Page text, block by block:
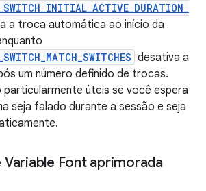
a troca automática ao início da
desativa a
um número definido de trocas.
particularmente úteis se você espera
seja falado durante a sessão e seja
Variable Font aprimorada